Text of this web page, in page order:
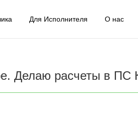
Для Исполнителя О нас
Делаю расчеты в ПС